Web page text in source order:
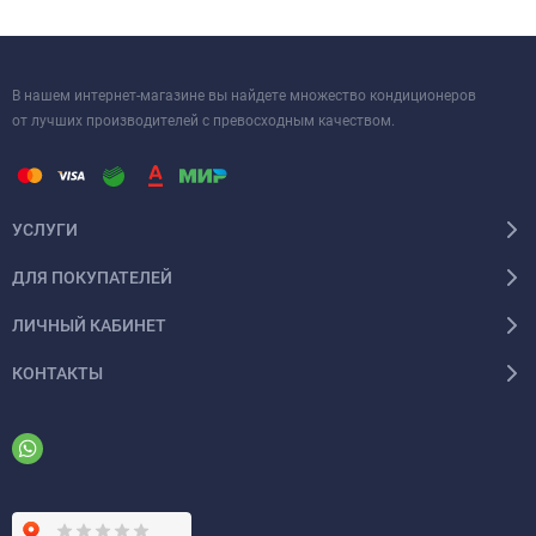
современный подход к климатическому оборудованию.
В нашем интернет-магазине вы найдете множество кондиционеров
от лучших производителей с превосходным качеством.
УСЛУГИ
ДЛЯ ПОКУПАТЕЛЕЙ
ЛИЧНЫЙ КАБИНЕТ
КОНТАКТЫ